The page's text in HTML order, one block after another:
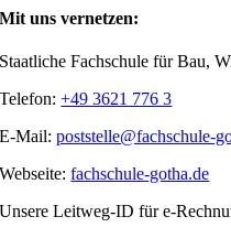
Mit uns vernetzen:
Staatliche Fachschule für Bau,
Telefon:+49 3621 776 3
E-Mail:poststelle@fachschule-
Webseite:fachschule-gotha.de
Unsere Leitweg-ID für e-